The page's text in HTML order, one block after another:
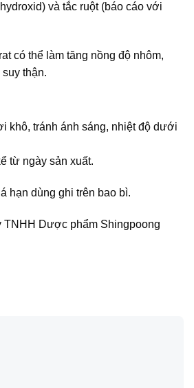
và tắc ruột (báo cáo với
có thể làm tăng nồng độ nhôm,
thận.
khô, tránh ánh sáng, nhiệt độ dưới
từ ngày sản xuất.
hạn dùng ghi trên bao bì.
TNHH Dược phẩm Shingpoong